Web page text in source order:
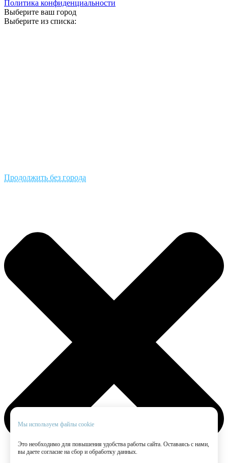
Мы используем файлы cookie
Это необходимо для повышения удобства работы сайта. Оставаясь с нами,
вы даете согласие на сбор и обработку данных.
Политика конфиденциальности
Выберите ваш город
Выберите из списка:
Продолжить без города